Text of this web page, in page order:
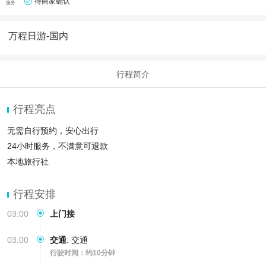
服务
万程日游-国内
行程简介
行程亮点
无需自行预约，安心出行
24小时服务，不满意可退款
本地旅行社
行程安排
03:00 上门接
03:00 交通: 交通
行驶时间：约10分钟